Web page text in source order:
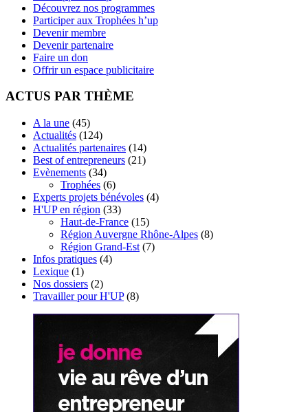
Découvrez nos programmes
Participer aux Trophées h’up
Devenir membre
Devenir partenaire
Faire un don
Offrir un espace publicitaire
ACTUS PAR THÈME
A la une (45)
Actualités (124)
Actualités partenaires (14)
Best of entrepreneurs (21)
Evènements (34)
Trophées (6)
Experts projets bénévoles (4)
H'UP en région (33)
Haut-de-France (15)
Région Auvergne Rhône-Alpes (8)
Région Grand-Est (7)
Infos pratiques (4)
Lexique (1)
Nos dossiers (2)
Travailler pour H'UP(8)